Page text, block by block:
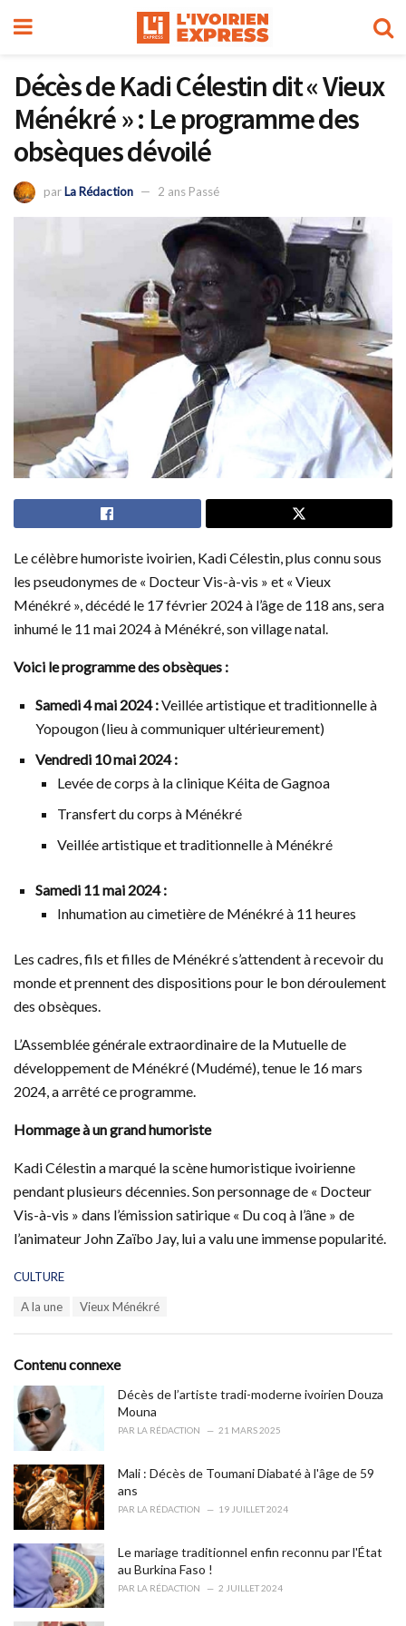
Décès de Kadi Célestin dit « Vieux
Ménékré » : Le programme des
obsèques dévoilé
parLa Rédaction 2 ans Passé
Le célèbre humoriste ivoirien, Kadi Célestin, plus connu sous
les pseudonymes de « Docteur Vis-à-vis » et « Vieux
Ménékré », décédé le 17 février 2024 à l’âge de 118 ans, sera
inhumé le 11 mai 2024 à Ménékré, son village natal.
Voici le programme des obsèques :
Samedi 4 mai 2024 :Veillée artistique et traditionnelle à
Yopougon (lieu à communiquer ultérieurement)
Vendredi 10 mai 2024 :
Levée de corps à la clinique Kéita de Gagnoa
Transfert du corps à Ménékré
Veillée artistique et traditionnelle à Ménékré
Samedi 11 mai 2024 :
Inhumation au cimetière de Ménékré à 11 heures
Les cadres, fils et filles de Ménékré s’attendent à recevoir du
monde et prennent des dispositions pour le bon déroulement
des obsèques.
L’Assemblée générale extraordinaire de la Mutuelle de
développement de Ménékré (Mudémé), tenue le 16 mars
2024, a arrêté ce programme.
Hommage à un grand humoriste
Kadi Célestin a marqué la scène humoristique ivoirienne
pendant plusieurs décennies. Son personnage de « Docteur
Vis-à-vis » dans l’émission satirique « Du coq à l’âne » de
l’animateur John Zaïbo Jay, lui a valu une immense popularité.
C
o
r
e
s
CULTURE
:
A la une Vieux Ménékré
Contenu connexe
Décès de l’artiste tradi-moderne ivoirien Douza
Mouna
PAR LA RÉDACTION 21 MARS 2025
Mali : Décès de Toumani Diabaté à l'âge de 59
ans
PAR LA RÉDACTION 19 JUILLET 2024
Le mariage traditionnel enfin reconnu par l'État
au Burkina Faso !
PAR LA RÉDACTION 2 JUILLET 2024